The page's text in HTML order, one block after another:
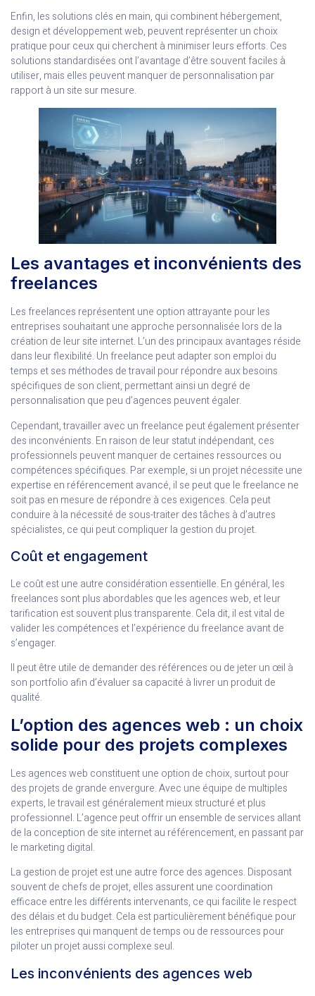
Enfin, les solutions clés en main, qui combinent hébergement,
design et développement web, peuvent représenter un choix
pratique pour ceux qui cherchent à minimiser leurs efforts. Ces
solutions standardisées ont l’avantage d’être souvent faciles à
utiliser, mais elles peuvent manquer de personnalisation par
rapport à un site sur mesure.
Les avantages et inconvénients des
freelances
Les freelances représentent une option attrayante pour les
entreprises souhaitant une approche personnalisée lors de la
création de leur site internet. L’un des principaux avantages réside
dans leur flexibilité. Un freelance peut adapter son emploi du
temps et ses méthodes de travail pour répondre aux besoins
spécifiques de son client, permettant ainsi un degré de
personnalisation que peu d’agences peuvent égaler.
Cependant, travailler avec un freelance peut également présenter
des inconvénients. En raison de leur statut indépendant, ces
professionnels peuvent manquer de certaines ressources ou
compétences spécifiques. Par exemple, si un projet nécessite une
expertise en référencement avancé, il se peut que le freelance ne
soit pas en mesure de répondre à ces exigences. Cela peut
conduire à la nécessité de sous-traiter des tâches à d’autres
spécialistes, ce qui peut compliquer la gestion du projet.
Coût et engagement
Le coût est une autre considération essentielle. En général, les
freelances sont plus abordables que les agences web, et leur
tarification est souvent plus transparente. Cela dit, il est vital de
valider les compétences et l’expérience du freelance avant de
s’engager.
Il peut être utile de demander des références ou de jeter un œil à
son portfolio afin d’évaluer sa capacité à livrer un produit de
qualité.
L’option des agences web : un choix
solide pour des projets complexes
Les agences web constituent une option de choix, surtout pour
des projets de grande envergure. Avec une équipe de multiples
experts, le travail est généralement mieux structuré et plus
professionnel. L’agence peut offrir un ensemble de services allant
de la conception de site internet au référencement, en passant par
le marketing digital.
La gestion de projet est une autre force des agences. Disposant
souvent de chefs de projet, elles assurent une coordination
efficace entre les différents intervenants, ce qui facilite le respect
des délais et du budget. Cela est particulièrement bénéfique pour
les entreprises qui manquent de temps ou de ressources pour
piloter un projet aussi complexe seul.
Les inconvénients des agences web